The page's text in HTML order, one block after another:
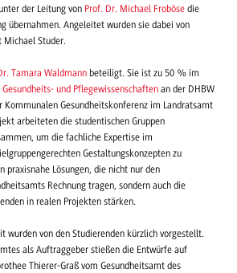
der Leitung von Prof. Dr. Michael Froböse die
übernahmen. Angeleitet wurden sie dabei von
Michael Studer.
Tamara Waldmann beteiligt. Sie ist zu 50 % im
und Pflegewissenschaften an der DHBW
Kommunalen Gesundheitskonferenz im Landratsamt
arbeiteten die studentischen Gruppen
um die fachliche Expertise im
Gestaltungskonzepten zu
praxisnahe Lösungen, die nicht nur den
Rechnung tragen, sondern auch die
in realen Projekten stärken.
wurden von den Studierenden kürzlich vorgestellt.
als Auftraggeber stießen die Entwürfe auf
Thierer-Graß vom Gesundheitsamt des